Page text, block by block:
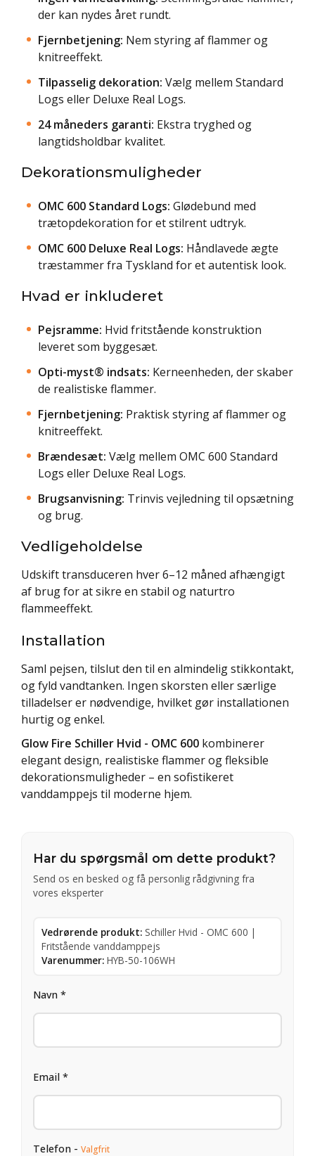
der kan nydes året rundt.
Fjernbetjening: Nem styring af flammer og
knitreeffekt.
Tilpasselig dekoration: Vælg mellem Standard
Logs eller Deluxe Real Logs.
24 måneders garanti: Ekstra tryghed og
langtidsholdbar kvalitet.
Dekorationsmuligheder
OMC 600 Standard Logs: Glødebund med
trætopdekoration for et stilrent udtryk.
OMC 600 Deluxe Real Logs: Håndlavede ægte
træstammer fra Tyskland for et autentisk look.
Hvad er inkluderet
Pejsramme: Hvid fritstående konstruktion
leveret som byggesæt.
Opti-myst® indsats: Kerneenheden, der skaber
de realistiske flammer.
Fjernbetjening: Praktisk styring af flammer og
knitreeffekt.
Brændesæt: Vælg mellem OMC 600 Standard
Logs eller Deluxe Real Logs.
Brugsanvisning: Trinvis vejledning til opsætning
og brug.
Vedligeholdelse
Udskift transduceren hver 6–12 måned afhængigt
af brug for at sikre en stabil og naturtro
flammeeffekt.
Installation
Saml pejsen, tilslut den til en almindelig stikkontakt,
og fyld vandtanken. Ingen skorsten eller særlige
tilladelser er nødvendige, hvilket gør installationen
hurtig og enkel.
Glow Fire Schiller Hvid - OMC 600 kombinerer
elegant design, realistiske flammer og fleksible
dekorationsmuligheder – en sofistikeret
vanddamppejs til moderne hjem.
Har du spørgsmål om dette produkt?
Send os en besked og få personlig rådgivning fra
vores eksperter
Vedrørende produkt: Schiller Hvid - OMC 600 |
Fritstående vanddamppejs
Varenummer: HYB-50-106WH
Navn *
Email *
Telefon - Valgfrit